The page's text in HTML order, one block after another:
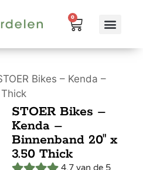
0
Bikes – Kenda –
STOER Bikes –
Kenda –
Binnenband 20″ x
3.50 Thick
4.7 van de 5